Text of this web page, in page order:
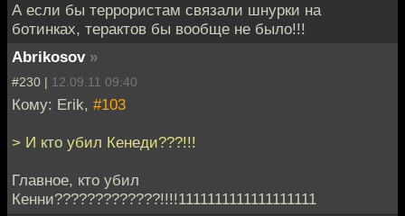
А если бы террористам связали шнурки на
ботинках, терактов бы вообще не было!!!
Abrikosov »
#230 | 12.09.11 09:40
Кому: Erik, #103
> И кто убил Кенеди???!!!
Главное, кто убил
Кенни?????????????!!!!1111111111111111111